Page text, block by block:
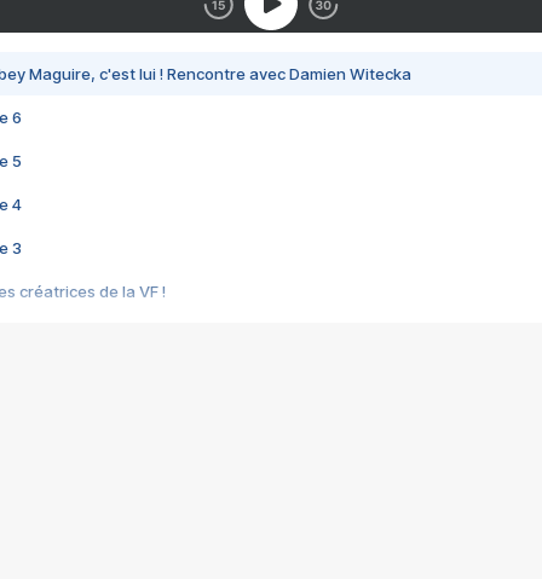
Maguire, c'est lui ! Rencontre avec Damien Witecka
6
5
4
3
créatrices de la VF !